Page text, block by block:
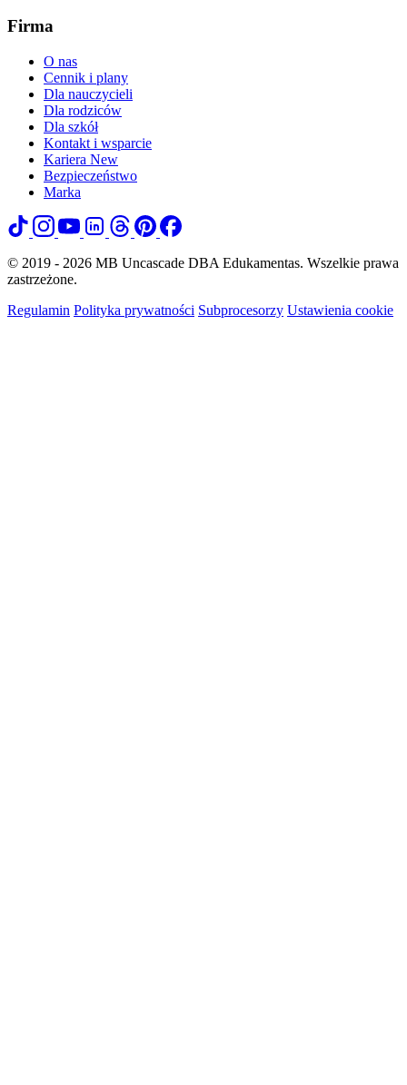
Firma
O nas
Cennik i plany
Dla nauczycieli
Dla rodziców
Dla szkół
Kontakt i wsparcie
Kariera New
Bezpieczeństwo
Marka
© 2019 - 2026 MB Uncascade DBA Edukamentas. Wszelkie prawa
zastrzeżone.
Regulamin Polityka prywatności Subprocesorzy Ustawienia cookie